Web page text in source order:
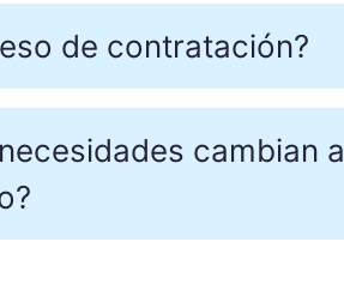
de contratación?
cambian a